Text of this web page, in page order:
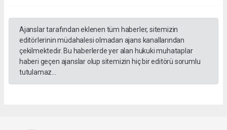
Ajanslar tarafından eklenen tüm haberler, sitemizin
editörlerinin müdahalesi olmadan ajans kanallarından
çekilmektedir. Bu haberlerde yer alan hukuki muhataplar
haberi geçen ajanslar olup sitemizin hiç bir editörü sorumlu
tutulamaz...